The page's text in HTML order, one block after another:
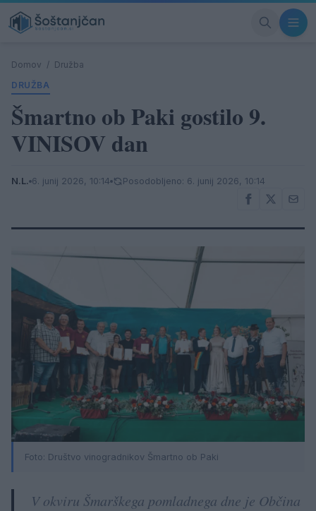
Domov / Družba
DRUŽBA
Šmartno ob Paki gostilo 9.
VINISOV dan
N.L. 6. junij 2026, 10:14 Posodobljeno: 6. junij 2026, 10:14
Foto: Društvo vinogradnikov Šmartno ob Paki
V okviru Šmarškega pomladnega dne je Občina